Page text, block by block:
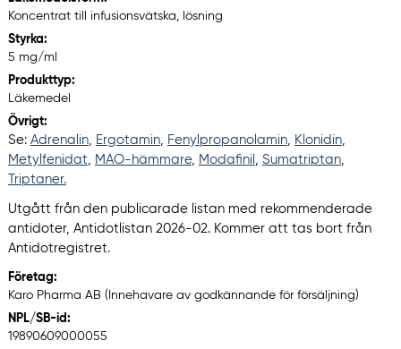
Koncentrat till infusionsvätska, lösning
Styrka:
5 mg/ml
Produkttyp:
Läkemedel
Övrigt:
Se: Adrenalin, Ergotamin, Fenylpropanolamin, Klonidin,
Metylfenidat, MAO-hämmare, Modafinil , Sumatriptan,
Triptaner.
Utgått från den publicarade listan med rekommenderade
antidoter, Antidotlistan 2026-02. Kommer att tas bort från
Antidotregistret.
Företag:
Karo Pharma AB (Innehavare av godkännande för försäljning)
NPL/SB-id:
19890609000055